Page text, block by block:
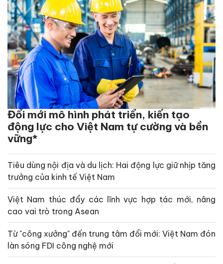
Đổi mới mô hình phát triển, kiến tạo
động lực cho Việt Nam tự cường và bền
vững*
Tiêu dùng nội địa và du lịch: Hai động lực giữ nhịp tăng
trưởng của kinh tế Việt Nam
Việt Nam thúc đẩy các lĩnh vực hợp tác mới, nâng
cao vai trò trong Asean
Từ "công xưởng" đến trung tâm đổi mới: Việt Nam đón
làn sóng FDI công nghệ mới